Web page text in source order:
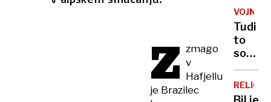
Z zmago
v
Hafjellu
je Brazilec
severa
začele
plohe
in
VOJNA
Tudi
to
so